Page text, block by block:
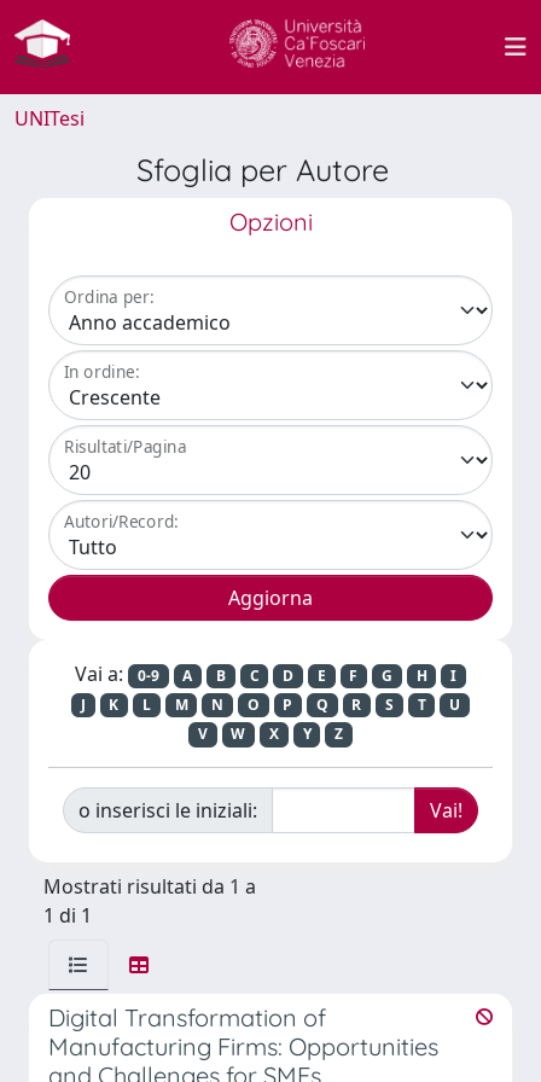
UNITesi
Sfoglia per Autore
Opzioni
Ordina per:
In ordine:
Risultati/Pagina
Autori/Record:
Vai a: 0-9 A B C D E F G H
I
J
K L M N O P Q R S T
U
V
W X Y Z
o inserisci le iniziali:
Mostrati risultati da 1 a
1 di 1
Digital Transformation of
Manufacturing Firms: Opportunities
and Challenges for SMEs